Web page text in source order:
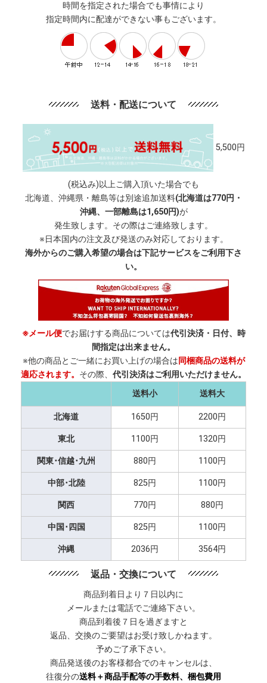
時間を指定された場合でも事情により
指定時間内に配達ができない事もございます。
送料・配送について
5,500円
(税込み)以上ご購入頂いた場合でも
北海道、沖縄県・離島等は別途追加送料(北海道は770円・
沖縄、一部離島は1,650円)が
発生致します。その際はご連絡致します。
※日本国内の注文及び発送のみ対応しております。
海外からのご購入希望の場合は下記サービスをご利用下さ
い。
※メール便でお届けする商品については代引決済・日付、時
間指定は出来ません。
※他の商品とご一緒にお買い上げの場合は同梱商品の送料が
適応されます。 その際、 代引決済はご利用いただけません。
送料小
送料大
北海道 1650円 2200円
東北 1100円 1320円
関東･信越･九州 880円 1100円
中部･北陸 825円 1100円
関西 770円 880円
中国･四国 825円 1100円
沖縄 2036円 3564円
返品・交換について
商品到着日より７日以内に
メールまたは電話でご連絡下さい。
商品到着後７日を過ぎますと
返品、交換のご要望はお受け致しかねます。
予めご了承下さい。
商品発送後のお客様都合でのキャンセルは、
往復分の送料＋商品手配等の手数料、梱包費用